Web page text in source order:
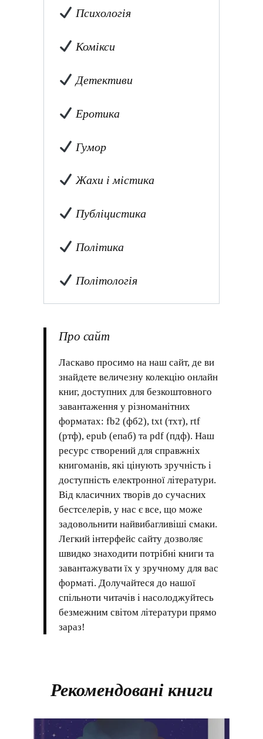
Психологія
Комікси
Детективи
Еротика
Гумор
Жахи і містика
Публіцистика
Політика
Політологія
Про сайт
Ласкаво просимо на наш сайт, де ви
знайдете величезну колекцію онлайн
книг, доступних для безкоштовного
завантаження у різноманітних
форматах: fb2 (фб2), txt (тхт), rtf
(ртф), epub (епаб) та pdf (пдф). Наш
ресурс створений для справжніх
книгоманів, які цінують зручність і
доступність електронної літератури.
Від класичних творів до сучасних
бестселерів, у нас є все, що може
задовольнити найвибагливіші смаки.
Легкий інтерфейс сайту дозволяє
швидко знаходити потрібні книги та
завантажувати їх у зручному для вас
форматі. Долучайтеся до нашої
спільноти читачів і насолоджуйтесь
безмежним світом літератури прямо
зараз!
Рекомендовані книги